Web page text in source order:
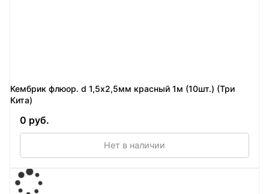
Кембрик флюор. d 1,5х2,5мм красный 1м (10шт.) (Три
Кита)
0 руб.
Нет в наличии